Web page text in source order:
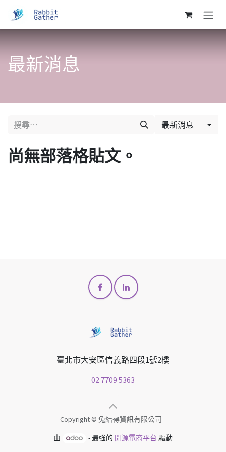
最新消息
最新消息
尚無部落格貼文。
臺北市大安區信義路四段1號2樓
02 7709 5363
Copyright © 兔給得資訊有限公司
由 - 最強的 開源電商平台 驅動